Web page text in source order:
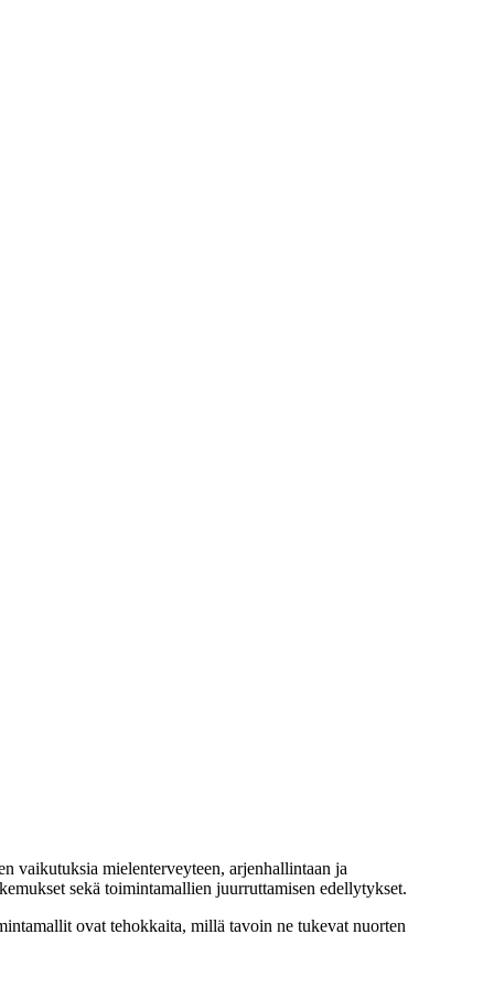
vaikutuksia mielenterveyteen, arjenhallintaan ja
sekä toimintamallien juurruttamisen edellytykset.
ovat tehokkaita, millä tavoin ne tukevat nuorten